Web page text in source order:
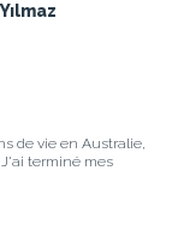
de vie en Australie,
terminé mes